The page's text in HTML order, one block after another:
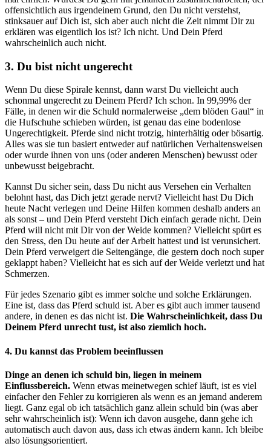
offensichtlich aus irgendeinem Grund, den Du nicht verstehst,
stinksauer auf Dich ist, sich aber auch nicht die Zeit nimmt Dir zu
erklären was eigentlich los ist? Ich nicht. Und Dein Pferd
wahrscheinlich auch nicht.
3. Du bist nicht ungerecht
Wenn Du diese Spirale kennst, dann warst Du vielleicht auch
schonmal ungerecht zu Deinem Pferd? Ich schon. In 99,99% der
Fälle, in denen wir die Schuld normalerweise „dem blöden Gaul“ in
die Hufschuhe schieben würden, ist genau das eine bodenlose
Ungerechtigkeit. Pferde sind nicht trotzig, hinterhältig oder bösartig.
Alles was sie tun basiert entweder auf natürlichen Verhaltensweisen
oder wurde ihnen von uns (oder anderen Menschen) bewusst oder
unbewusst beigebracht.
Kannst Du sicher sein, dass Du nicht aus Versehen ein Verhalten
belohnt hast, das Dich jetzt gerade nervt? Vielleicht hast Du Dich
heute Nacht verlegen und Deine Hilfen kommen deshalb anders an
als sonst – und Dein Pferd versteht Dich einfach gerade nicht. Dein
Pferd will nicht mit Dir von der Weide kommen? Vielleicht spürt es
den Stress, den Du heute auf der Arbeit hattest und ist verunsichert.
Dein Pferd verweigert die Seitengänge, die gestern doch noch super
geklappt haben? Vielleicht hat es sich auf der Weide verletzt und hat
Schmerzen.
Für jedes Szenario gibt es immer solche und solche Erklärungen.
Eine ist, dass das Pferd schuld ist. Aber es gibt auch immer tausend
andere, in denen es das nicht ist. Die Wahrscheinlichkeit, dass Du
Deinem Pferd unrecht tust, ist also ziemlich hoch.
4. Du kannst das Problem beeinflussen
Dinge an denen ich schuld bin, liegen in meinem
Einflussbereich. Wenn etwas meinetwegen schief läuft, ist es viel
einfacher den Fehler zu korrigieren als wenn es an jemand anderem
liegt. Ganz egal ob ich tatsächlich ganz allein schuld bin (was aber
sehr wahrscheinlich ist): Wenn ich davon ausgehe, dann gehe ich
automatisch auch davon aus, dass ich etwas ändern kann. Ich bleibe
also lösungsorientiert.